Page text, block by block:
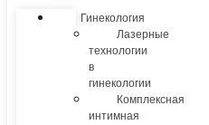
Гинекология
Лазерные
технологии
в
гинекологии
Комплексная
интимная